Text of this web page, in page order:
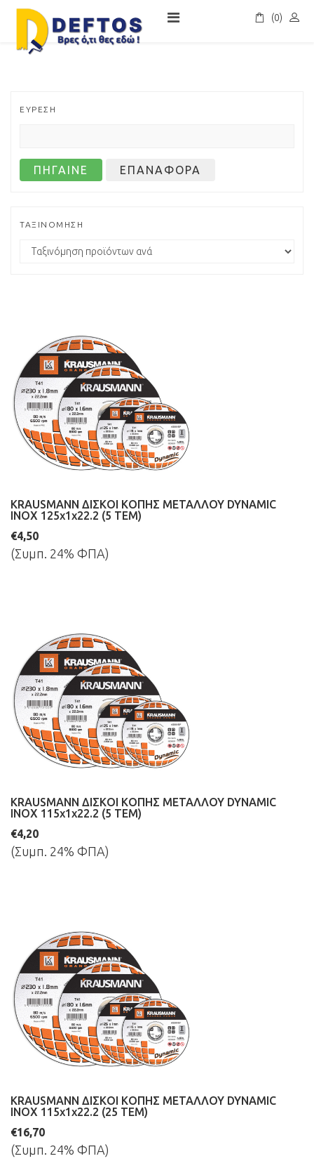
(0)
ΕΥΡΕΣΗ
ΤΑΞΙΝΟΜΗΣΗ
KRAUSMANN ΔΙΣΚΟΙ ΚΟΠΗΣ ΜΕΤΑΛΛΟΥ DYNAMIC
INOX 125x1x22.2 (5 ΤΕΜ)
€4,50
(Συμπ. 24% ΦΠΑ)
KRAUSMANN ΔΙΣΚΟΙ ΚΟΠΗΣ ΜΕΤΑΛΛΟΥ DYNAMIC
INOX 115x1x22.2 (5 ΤΕΜ)
€4,20
(Συμπ. 24% ΦΠΑ)
KRAUSMANN ΔΙΣΚΟΙ ΚΟΠΗΣ ΜΕΤΑΛΛΟΥ DYNAMIC
INOX 115x1x22.2 (25 ΤΕΜ)
€16,70
(Συμπ. 24% ΦΠΑ)